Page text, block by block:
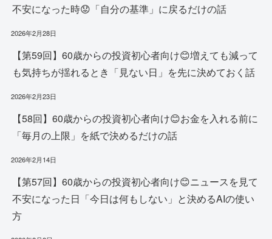
不安になった時😟「自分の基準」に戻るだけの話
2026年2月28日
【第59回】60歳からの投資初心者向け😊増えても減って
も気持ちが揺れるとき「見ない日」を先に決めておく話
2026年2月23日
【58回】60歳からの投資初心者向け😊お金を入れる前に
「毎月の上限」を紙で決めるだけの話
2026年2月14日
【第57回】60歳からの投資初心者向け😊ニュースを見て
不安になった日「今日は何もしない」と決めるAIの使い
方